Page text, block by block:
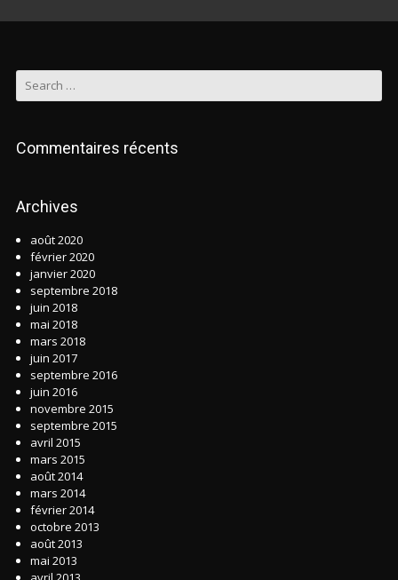
Commentaires récents
Archives
août 2020
février 2020
janvier 2020
septembre 2018
juin 2018
mai 2018
mars 2018
juin 2017
septembre 2016
juin 2016
novembre 2015
septembre 2015
avril 2015
mars 2015
août 2014
mars 2014
février 2014
octobre 2013
août 2013
mai 2013